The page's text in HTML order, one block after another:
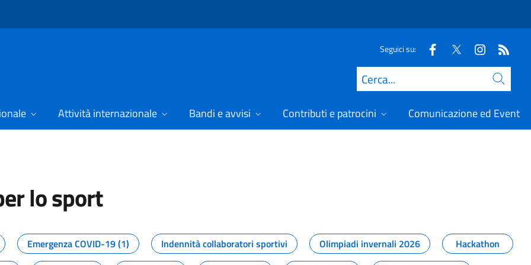
Seguici su:
Cerca
Attività internazionale Bandi e avvisi Contributi e patrocini Comunicazione ed Eventi
lo sport
dal Dipartimento per lo sport
Emergenza COVID-19 (1) Indennità collaboratori sportivi Olimpiadi invernali 2026
Hackathon